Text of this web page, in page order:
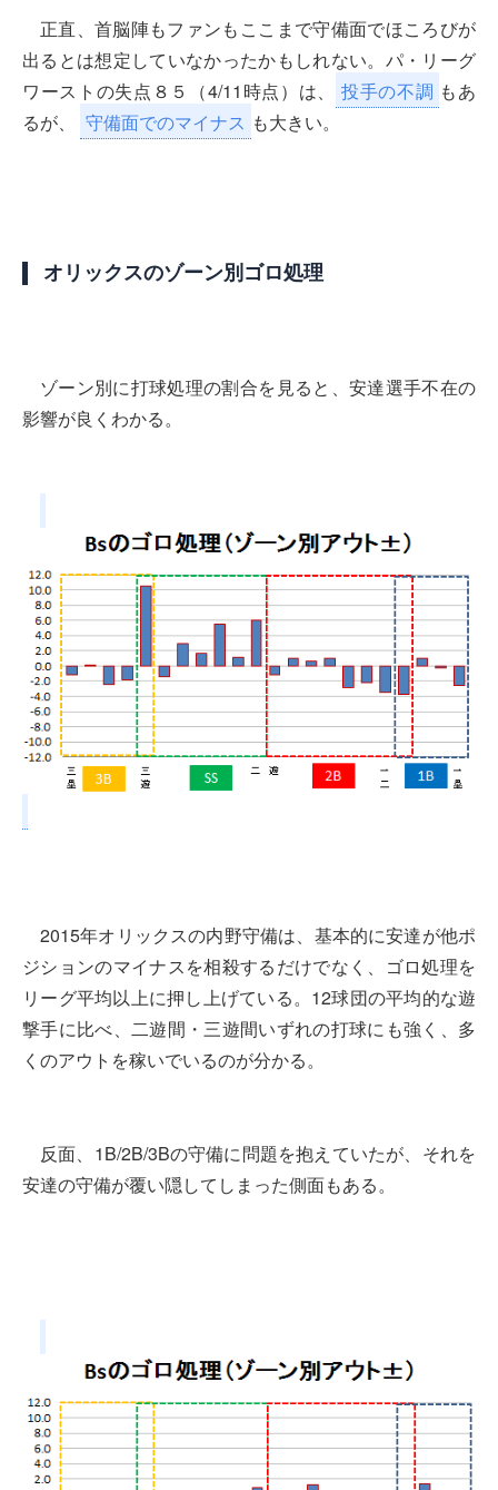
正直、首脳陣もファンもここまで守備面でほころびが
出るとは想定していなかったかもしれない。パ・リーグ
ワーストの失点８５（4/11時点）は、
投手の不調 もあ
るが、
守備面でのマイナス も大きい。
オリックスのゾーン別ゴロ処理
ゾーン別に打球処理の割合を見ると、安達選手不在の
影響が良くわかる。
2015年オリックスの内野守備は、基本的に安達が他ポ
ジションのマイナスを相殺するだけでなく、ゴロ処理を
リーグ平均以上に押し上げている。12球団の平均的な遊
撃手に比べ、二遊間・三遊間いずれの打球にも強く、多
くのアウトを稼いでいるのが分かる。
反面、1B/2B/3Bの守備に問題を抱えていたが、それを
安達の守備が覆い隠してしまった側面もある。